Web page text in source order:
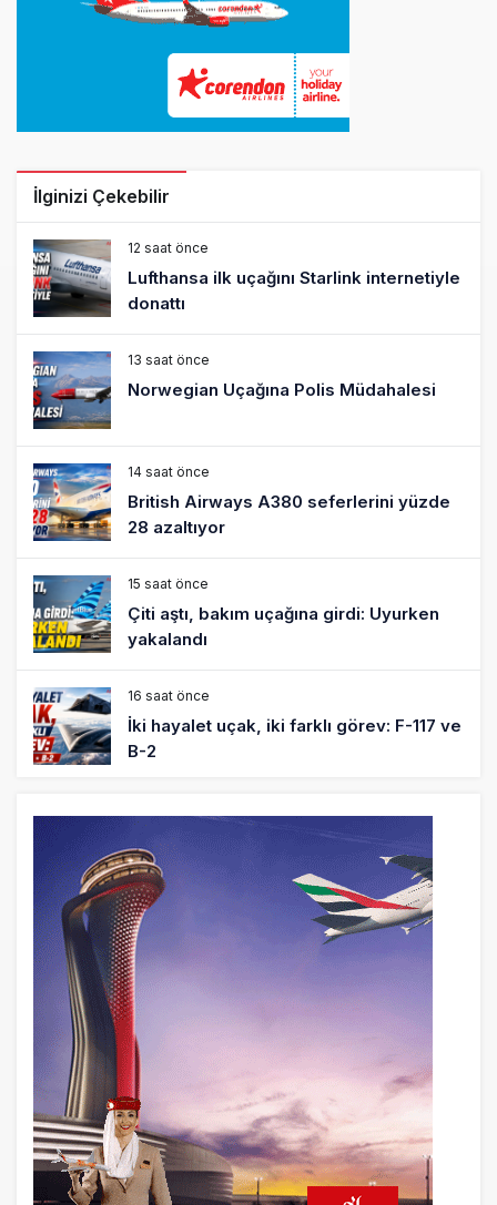
İlginizi Çekebilir
12 saat önce
Lufthansa ilk uçağını Starlink internetiyle
donattı
13 saat önce
Norwegian Uçağına Polis Müdahalesi
14 saat önce
British Airways A380 seferlerini yüzde
28 azaltıyor
15 saat önce
Çiti aştı, bakım uçağına girdi: Uyurken
yakalandı
16 saat önce
İki hayalet uçak, iki farklı görev: F-117 ve
B-2
THY ve Pegasus Dünyanın En Değerli
Havayolları Arasında
18 saat önce
Fly Baghdad ABD yaptırım listesinden
çıkarıldı
19 saat önce
Elektrikli uçaklar Avrupa’da kısa rotalara
hazırlanıyor
20 saat önce
Trump’ı taşıyan Marine One, yolcu
uçağına fazla yaklaştı